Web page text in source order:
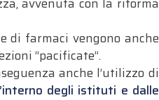
di farmaci vengono anche
“pacificate”.
anche l’utilizzo di
degli istituti e dalle